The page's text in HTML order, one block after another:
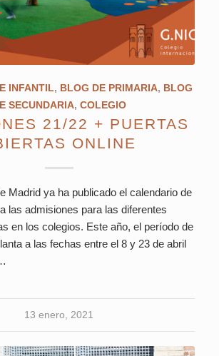
INFANTIL, BLOG DE PRIMARIA, BLOG
SECUNDARIA, COLEGIO
21/22 + PUERTAS
ONLINE
Madrid ya ha publicado el calendario de
las admisiones para las diferentes
en los colegios. Este año, el período de
a las fechas entre el 8 y 23 de abril
13 enero, 2021